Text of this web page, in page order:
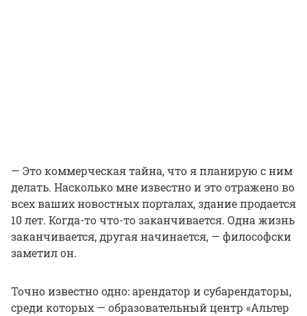
— Это коммерческая тайна, что я планирую с ним
делать. Насколько мне известно и это отражено во
всех ваших новостных порталах, здание продается
10 лет. Когда-то что-то заканчивается. Одна жизнь
заканчивается, другая начинается, — философски
заметил он.
Точно известно одно: арендатор и субарендаторы,
среди которых — образовательный центр «Альтер